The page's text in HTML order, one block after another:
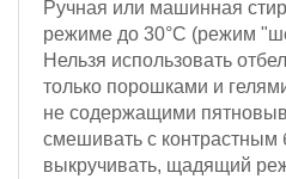
Ручная или машинная
режиме до 30°С (режим
Нельзя использовать
только порошками и
не содержащими
смешивать с контрастным
выкручивать, щадящий